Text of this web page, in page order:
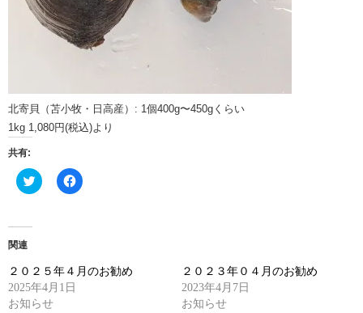
北寄貝（苫小牧・日高産）: 1個400g〜450gくらい
1kg 1,080円(税込)より
共有:
ク
リ
有
(新
し
い
Facebook
で
ク
リ
関連
２０２５年４月のお勧め
2025年4月1日
お知らせ
２０２３年０４月のお勧め
2023年4月7日
お知らせ